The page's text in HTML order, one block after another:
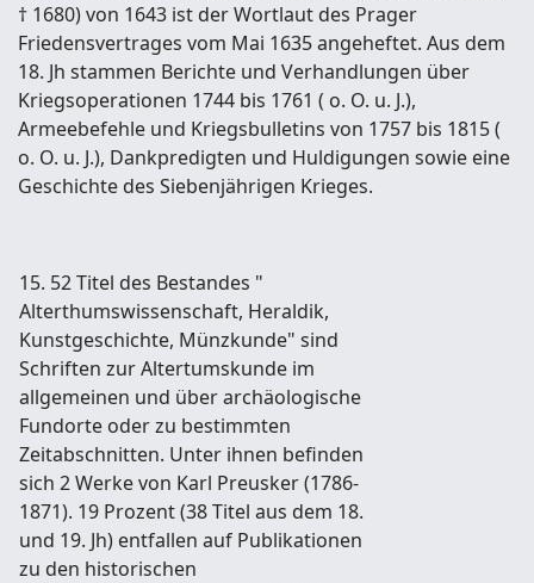
† 1680) von 1643 ist der Wortlaut des Prager
Friedensvertrages vom Mai 1635 angeheftet. Aus dem
18. Jh stammen Berichte und Verhandlungen über
Kriegsoperationen 1744 bis 1761 ( o. O. u. J.),
Armeebefehle und Kriegsbulletins von 1757 bis 1815 (
o. O. u. J.), Dankpredigten und Huldigungen sowie eine
Geschichte des Siebenjährigen Krieges.
15. 52 Titel des Bestandes "
Alterthumswissenschaft, Heraldik,
Kunstgeschichte, Münzkunde" sind
Schriften zur Altertumskunde im
allgemeinen und über archäologische
Fundorte oder zu bestimmten
Zeitabschnitten. Unter ihnen befinden
sich 2 Werke von Karl Preusker (1786-
1871). 19 Prozent (38 Titel aus dem 18.
und 19. Jh) entfallen auf Publikationen
zu den historischen